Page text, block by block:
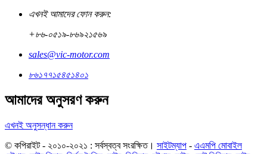
এখনই আমাদের ফোন করুন:
+৮৬-০৫১৯-৮৬৯২১৫৬৯
sales@vic-motor.com
৮৬১৭৭১৫৪৫১৪০১
আমাদের অনুসরণ করুন
এখনই অনুসন্ধান করুন
© কপিরাইট - ২০১০-২০২১ : সর্বস্বত্ব সংরক্ষিত। সাইটম্যাপ - এএমপি মোবাইল